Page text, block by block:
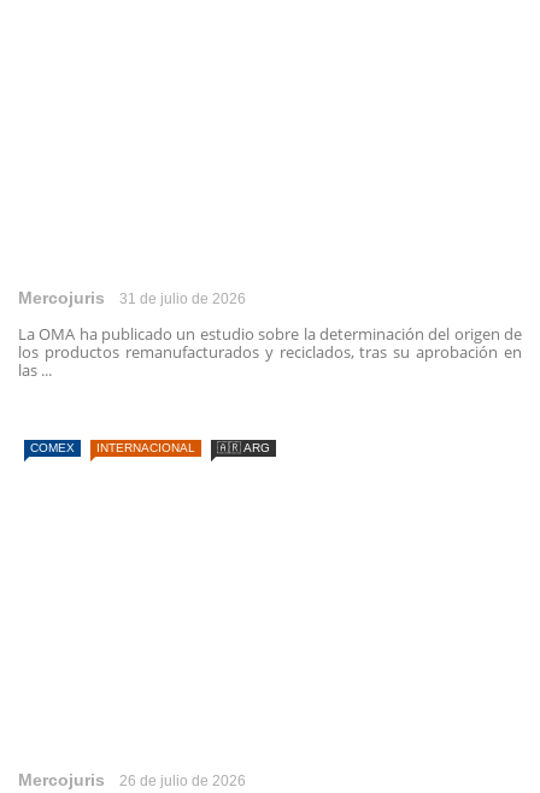
Mercojuris 31 de julio de 2026
La OMA ha publicado un estudio sobre la determinación del origen de
los productos remanufacturados y reciclados, tras su aprobación en
las ...
COMEX INTERNACIONAL 🇦🇷 ARG
Mercojuris 26 de julio de 2026